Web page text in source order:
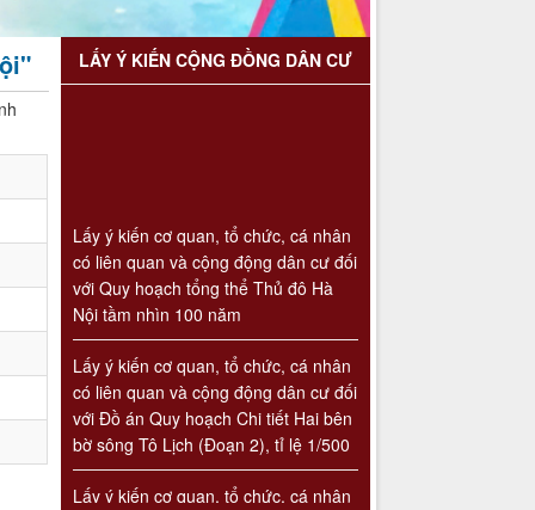
LẤY Ý KIẾN CỘNG ĐỒNG DÂN CƯ
có liên quan và cộng động dân cư đối
với Quy hoạch tổng thể Thủ đô Hà
Nội tầm nhìn 100 năm
Lấy ý kiến cơ quan, tổ chức, cá nhân
có liên quan và cộng động dân cư đối
với Đồ án Quy hoạch Chi tiết Hai bên
bờ sông Tô Lịch (Đoạn 2), tỉ lệ 1/500
Lấy ý kiến cơ quan, tổ chức, cá nhân
có liên quan và cộng động dân cư đối